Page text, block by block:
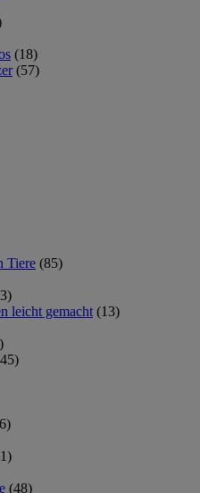
(18)
(57)
Tiere (85)
leicht gemacht (13)
(48)